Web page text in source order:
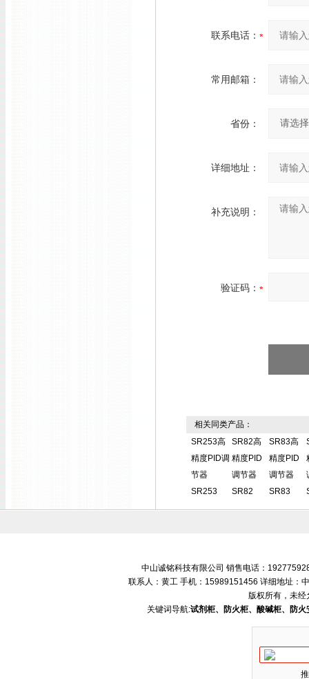
联系电话：
常用邮箱：
省份：
详细地址：
补充说明：
验证码：
相关同类产品：
SR253高
精度PID调
节器
SR253
SR82高
精度PID
调节器
SR82
SR83高
精度PID
调节器
SR83
中山诚铭科技有限公司 销售电话：
联系人：黄工 手机：15989151456 详细地址：
版权所有，未经
关键词导航:试剂柜、防火柜、酸碱柜、防